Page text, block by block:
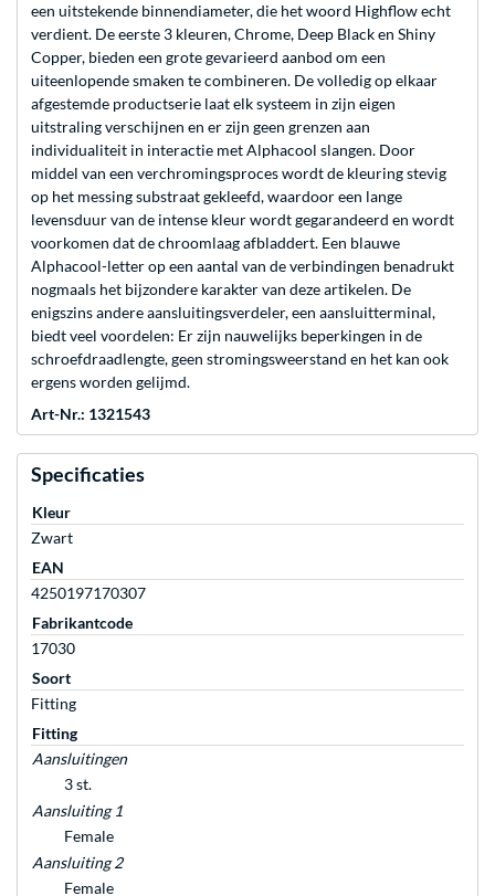
een uitstekende binnendiameter, die het woord Highflow echt
verdient. De eerste 3 kleuren, Chrome, Deep Black en Shiny
Copper, bieden een grote gevarieerd aanbod om een
uiteenlopende smaken te combineren. De volledig op elkaar
afgestemde productserie laat elk systeem in zijn eigen
uitstraling verschijnen en er zijn geen grenzen aan
individualiteit in interactie met Alphacool slangen. Door
middel van een verchromingsproces wordt de kleuring stevig
op het messing substraat gekleefd, waardoor een lange
levensduur van de intense kleur wordt gegarandeerd en wordt
voorkomen dat de chroomlaag afbladdert. Een blauwe
Alphacool-letter op een aantal van de verbindingen benadrukt
nogmaals het bijzondere karakter van deze artikelen. De
enigszins andere aansluitingsverdeler, een aansluitterminal,
biedt veel voordelen: Er zijn nauwelijks beperkingen in de
schroefdraadlengte, geen stromingsweerstand en het kan ook
ergens worden gelijmd.
Art-Nr.: 1321543
Specificaties
Kleur
Zwart
EAN
4250197170307
Fabrikantcode
17030
Soort
Fitting
Fitting
Aansluitingen
3 st.
Aansluiting 1
Female
Aansluiting 2
Female